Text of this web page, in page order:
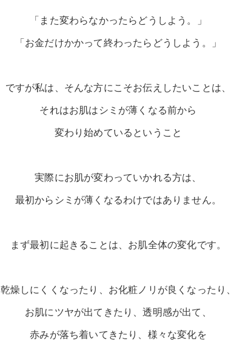
「また変わらなかったらどうしよう。」
「お金だけかかって終わったらどうしよう。」
ですが私は、そんな方にこそお伝えしたいことは、
それはお肌はシミが薄くなる前から
変わり始めているということ
実際にお肌が変わっていかれる方は、
最初からシミが薄くなるわけではありません。
まず最初に起きることは、お肌全体の変化です。
乾燥しにくくなったり、お化粧ノリが良くなったり、
お肌にツヤが出てきたり、透明感が出て、
赤みが落ち着いてきたり、様々な変化を